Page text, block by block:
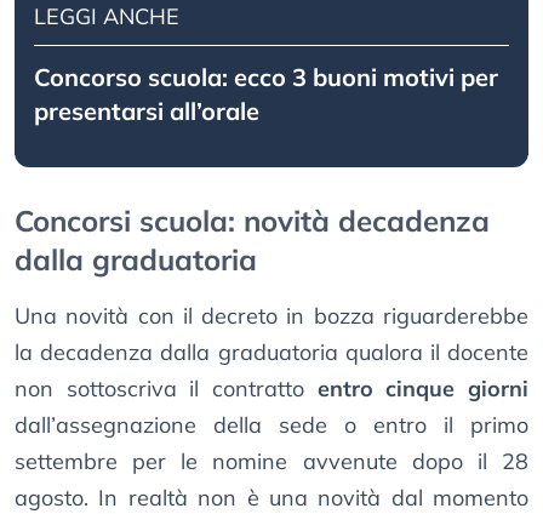
LEGGI ANCHE
Concorso scuola: ecco 3 buoni motivi per
presentarsi all’orale
Concorsi scuola: novità decadenza
dalla graduatoria
Una novità con il decreto in bozza riguarderebbe
la decadenza dalla graduatoria qualora il docente
non sottoscriva il contratto entro cinque giorni
dall’assegnazione della sede o entro il primo
settembre per le nomine avvenute dopo il 28
agosto. In realtà non è una novità dal momento